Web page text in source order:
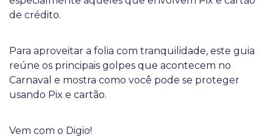
de crédito.
Para aproveitar a folia com tranquilidade, este guia
reúne os principais golpes que acontecem no
Carnaval e mostra como você pode se proteger
usando Pix e cartão.
Vem com o Digio!